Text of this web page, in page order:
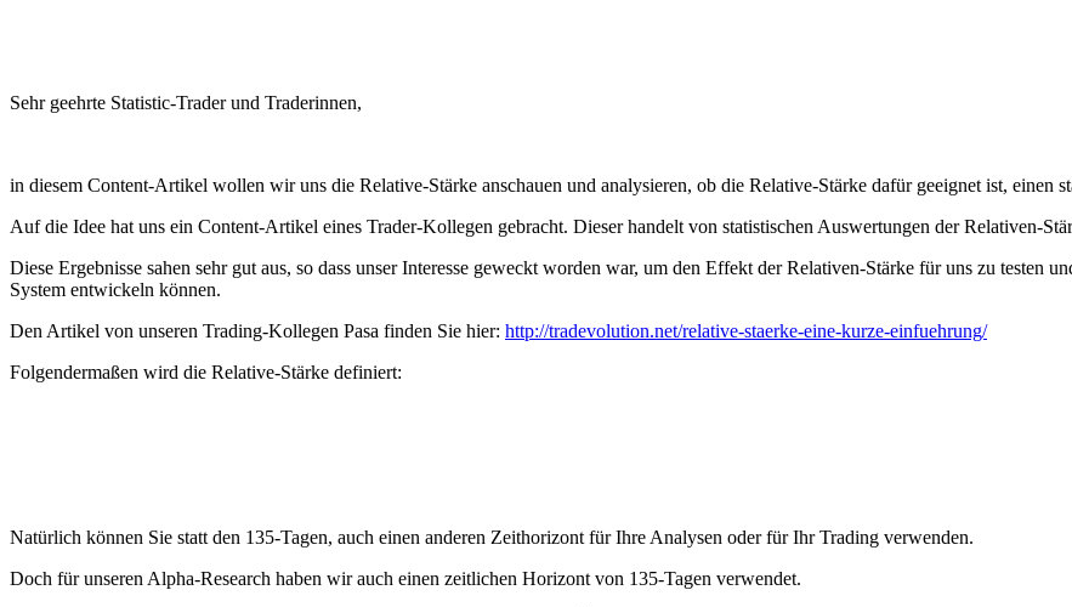
Sehr geehrte Statistic-Trader und Traderinnen,
in diesem Content-Artikel wollen wir uns die Relative-Stärke anschauen und analysieren, ob die Relative-Stärke dafür geeignet ist, einen
Auf die Idee hat uns ein Content-Artikel eines Trader-Kollegen gebracht. Dieser handelt von statistischen Auswertungen der Relativen-
Diese Ergebnisse sahen sehr gut aus, so dass unser Interesse geweckt worden war, um den Effekt der Relativen-Stärke für uns zu testen
System entwickeln können.
Den Artikel von unseren Trading-Kollegen Pasa finden Sie hier: http://tradevolution.net/relative-staerke-eine-kurze-einfuehrung/
Folgendermaßen wird die Relative-Stärke definiert:
Natürlich können Sie statt den 135-Tagen, auch einen anderen Zeithorizont für Ihre Analysen oder für Ihr Trading verwenden.
Doch für unseren Alpha-Research haben wir auch einen zeitlichen Horizont von 135-Tagen verwendet.